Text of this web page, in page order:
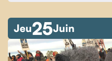
Jeu25Juin